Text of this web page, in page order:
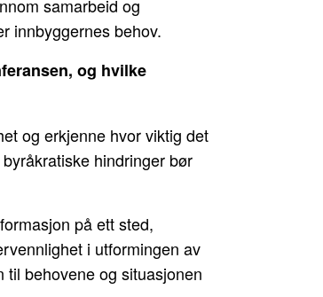
samarbeid og
innbyggernes behov.
og hvilke
og erkjenne hvor viktig det
hindringer bør
på ett sted,
i utformingen av
behovene og situasjonen